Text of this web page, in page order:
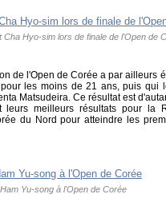
Cha Hyo-sim lors de finale de l'Open de
de l'Open de Corée a par ailleurs
les moins de 21 ans, puis qui
Matsudeira. Ce résultat est
leurs meilleurs résultats pour
du Nord pour atteindre les
Ham Yu-song à l'Open de Corée